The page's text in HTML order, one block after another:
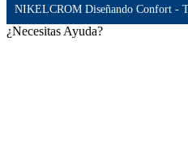
NIKELCROM Diseñando Confort -
¿Necesitas Ayuda?